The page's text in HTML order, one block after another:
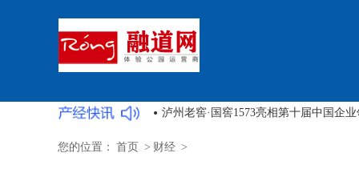
2026年4月北京江诗丹顿官方售后网点
您的位置： 首页 > 财经 >